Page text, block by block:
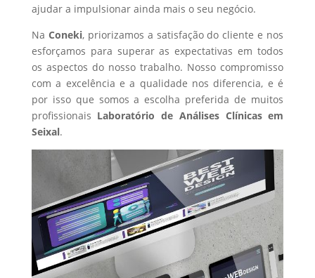
ajudar a impulsionar ainda mais o seu negócio.
Na Coneki, priorizamos a satisfação do cliente e nos
esforçamos para superar as expectativas em todos
os aspectos do nosso trabalho. Nosso compromisso
com a excelência e a qualidade nos diferencia, e é
por isso que somos a escolha preferida de muitos
profissionais Laboratório de Análises Clínicasem
Seixal.